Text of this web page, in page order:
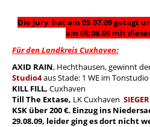
Die Jury hat am 05.07.09 getagt
am 08.08.09 mit
Für den Landkreis Cuxhaven:
AXID RAIN, Hechthausen, gewinnt
Studio4aus Stade: 1 WE im Tonstudio
KILL FILL, Cuxhaven
Till The Extase, LK Cuxhaven
KSK über 200 €. Einzug ins
29.08.09, leider ging es dort nicht